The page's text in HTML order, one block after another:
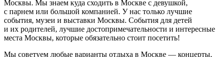
Москвы. Мы знаем куда сходить в Москве с девушкой,
с парнем или большой компанией. У нас только лучшие
события, музеи и выставки Москвы. События для детей
и их родителей, лучшие достопримечательности и интересные
места Москвы, которые обязательно стоит посетить!
Мы советуем любые варианты отдыха в Москве — концерты,